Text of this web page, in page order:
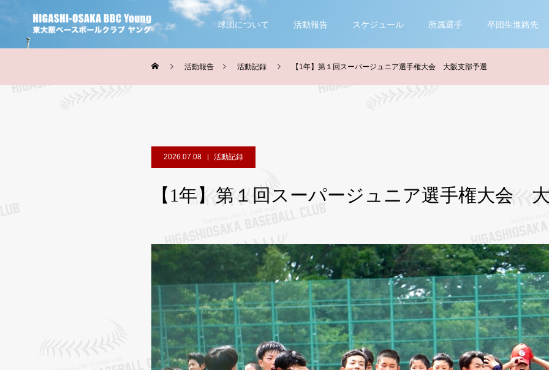
球団について 活動報告 スケジュール 所属選手 卒団生進路先
活動報告 活動記録 【1年】第１回スーパージュニア選手権大会 大阪支部予選
2026.07.08 活動記録
【1年】第１回スーパージュニア選手権大会